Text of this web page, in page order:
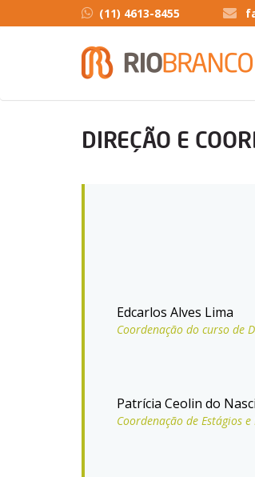
(11) 4613-8455
DIREÇÃO E
Edcarlos Alves Lima
Coordenação do curso de
Patrícia Ceolin do
Coordenação de Estágios